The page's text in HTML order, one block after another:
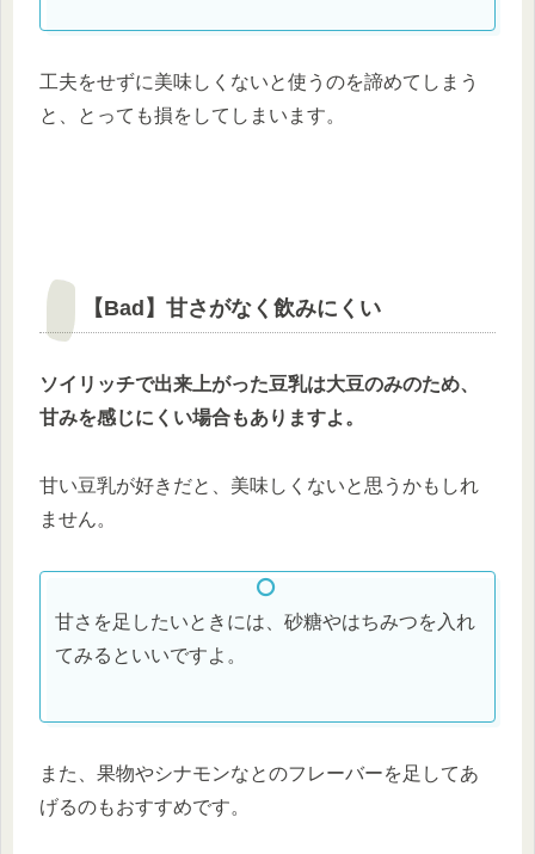
工夫をせずに美味しくないと使うのを諦めてしまう
と、とっても損をしてしまいます。
【Bad】甘さがなく飲みにくい
ソイリッチで出来上がった豆乳は大豆のみのため、
甘みを感じにくい場合もありますよ。
甘い豆乳が好きだと、美味しくないと思うかもしれ
ません。
甘さを足したいときには、砂糖やはちみつを入れ
てみるといいですよ。
また、果物やシナモンなとのフレーバーを足してあ
げるのもおすすめです。